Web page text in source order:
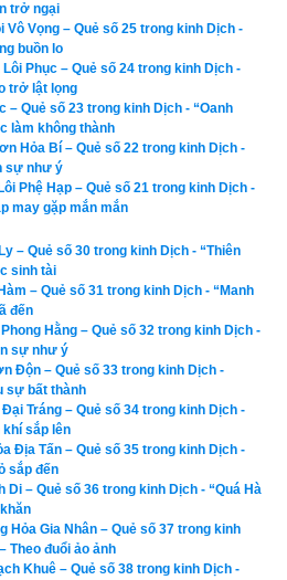
bói sim
Khảm vào cuộc sống, kinh
trong kinh doanh: Gieo quẻ này
thông, đứng trước nguy cơ khó
trì kinh doanh mức bình thường,
đến sông nước. Cổ ngử có câu :
gì, Sức khỏe mất là mất mát lớn,
trở ngại
Vô Vọng – Quẻ số 25 trong kinh Dịch -
buồn lo
Phục – Quẻ số 24 trong kinh Dịch -
trở lật lọng
– Quẻ số 23 trong kinh Dịch - “Oanh
làm không thành
Hỏa Bí – Quẻ số 22 trong kinh Dịch -
sự như ý
Phệ Hạp – Quẻ số 21 trong kinh Dịch -
may gặp mắn mắn
– Quẻ số 30 trong kinh Dịch - “Thiên
sinh tài
– Quẻ số 31 trong kinh Dịch - “Manh
đến
Hằng – Quẻ số 32 trong kinh Dịch -
sự như ý
Độn – Quẻ số 33 trong kinh Dịch -
sự bất thành
Tráng – Quẻ số 34 trong kinh Dịch -
khí sắp lên
Địa Tấn – Quẻ số 35 trong kinh Dịch -
sắp đến
Di – Quẻ số 36 trong kinh Dịch - “Quá Hà
Hỏa Gia Nhân – Quẻ số 37 trong kinh
Theo đuổi ảo ảnh
Khuê – Quẻ số 38 trong kinh Dịch -